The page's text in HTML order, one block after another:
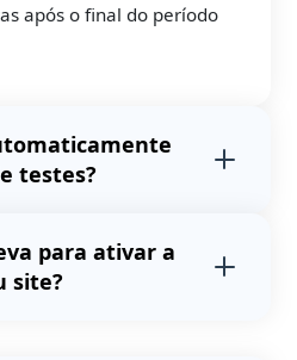
após o final do período
testes?
seu site e
proposta.
para ativar a
site?